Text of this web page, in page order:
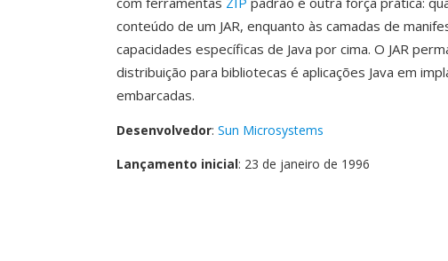
conteúdo de um JAR, enquanto às camadas de
capacidades específicas de Java por cima. O JAR
distribuição para bibliotecas é aplicações Java em
embarcadas.
Desenvolvedor: Sun Microsystems
Lançamento inicial: 23 de janeiro de 1996